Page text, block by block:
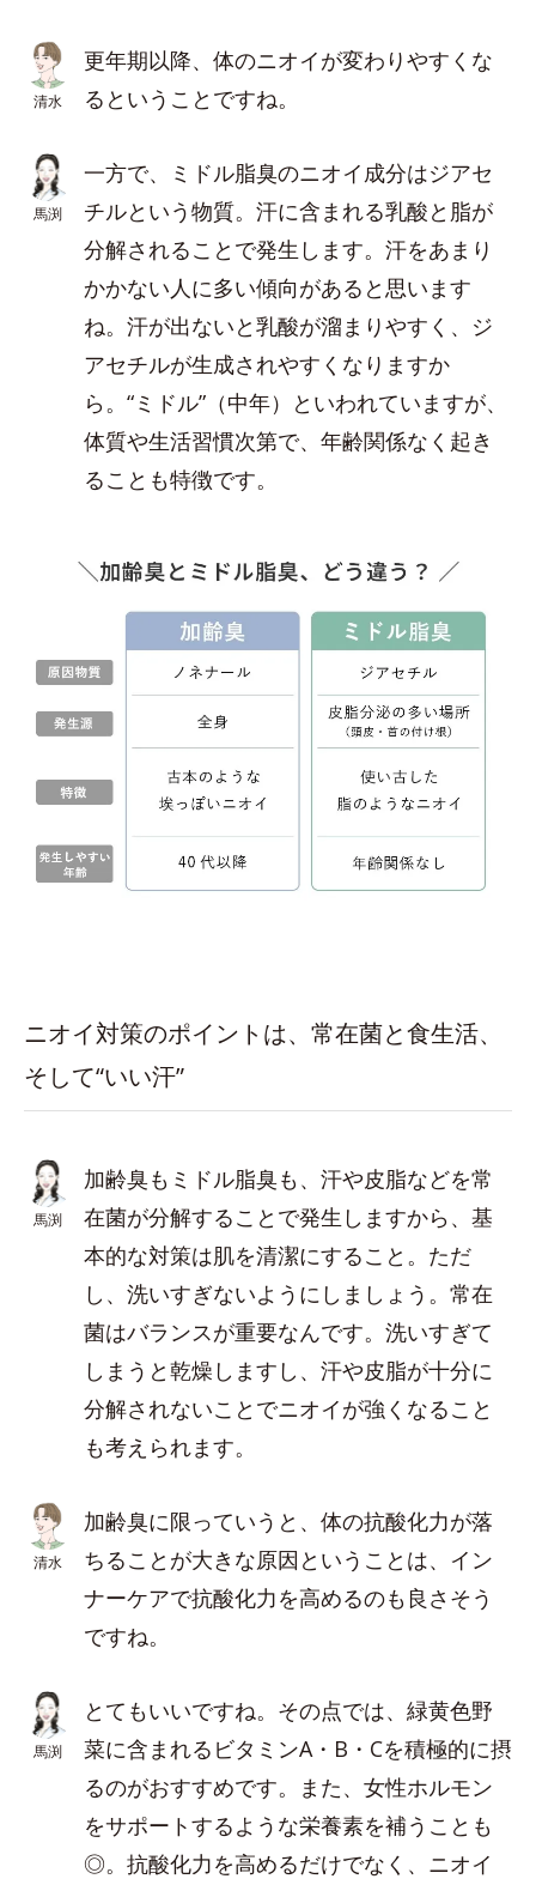
清水
更年期以降、体のニオイが変わりやすくな
るということですね。
馬渕
一方で、ミドル脂臭のニオイ成分はジアセ
チルという物質。汗に含まれる乳酸と脂が
分解されることで発生します。汗をあまり
かかない人に多い傾向があると思います
ね。汗が出ないと乳酸が溜まりやすく、ジ
アセチルが生成されやすくなりますか
ら。“ミドル”（中年）といわれていますが、
体質や生活習慣次第で、年齢関係なく起き
ることも特徴です。
ニオイ対策のポイントは、常在菌と食生活、
そして“いい汗”
馬渕
加齢臭もミドル脂臭も、汗や皮脂などを常
在菌が分解することで発生しますから、基
本的な対策は肌を清潔にすること。ただ
し、洗いすぎないようにしましょう。常在
菌はバランスが重要なんです。洗いすぎて
しまうと乾燥しますし、汗や皮脂が十分に
分解されないことでニオイが強くなること
も考えられます。
清水
加齢臭に限っていうと、体の抗酸化力が落
ちることが大きな原因ということは、イン
ナーケアで抗酸化力を高めるのも良さそう
ですね。
馬渕
とてもいいですね。その点では、緑黄色野
菜に含まれるビタミンA・B・Cを積極的に摂
るのがおすすめです。また、女性ホルモン
をサポートするような栄養素を補うことも
◎。抗酸化力を高めるだけでなく、ニオイ